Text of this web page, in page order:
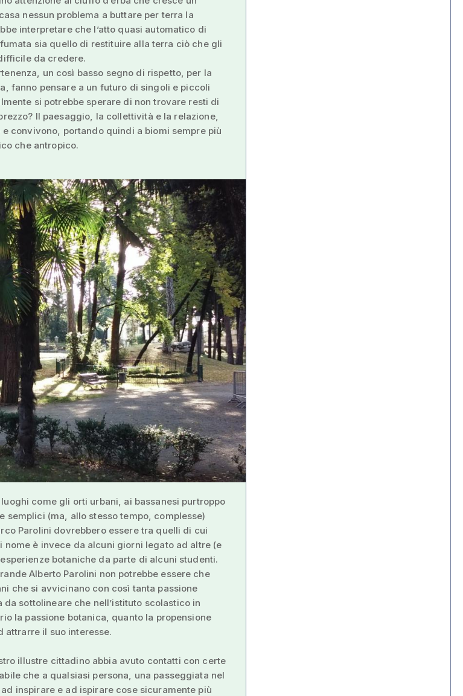
nessun problema a buttare per terra la
interpretare che l’atto quasi automatico di
sia quello di restituire alla terra ciò che gli
da credere.
un così basso segno di rispetto, per la
fanno pensare a un futuro di singoli e piccoli
si potrebbe sperare di non trovare resti di
Il paesaggio, la collettività e la relazione,
convivono, portando quindi a biomi sempre più
che antropico.
come gli orti urbani, ai bassanesi purtroppo
semplici (ma, allo stesso tempo, complesse)
Parolini dovrebbero essere tra quelli di cui
è invece da alcuni giorni legato ad altre (e
botaniche da parte di alcuni studenti.
Alberto Parolini non potrebbe essere che
che si avvicinano con così tanta passione
da sottolineare che nell’istituto scolastico in
la passione botanica, quanto la propensione
attrarre il suo interesse.
illustre cittadino abbia avuto contatti con certe
che a qualsiasi persona, una passeggiata nel
inspirare e ad ispirare cose sicuramente più